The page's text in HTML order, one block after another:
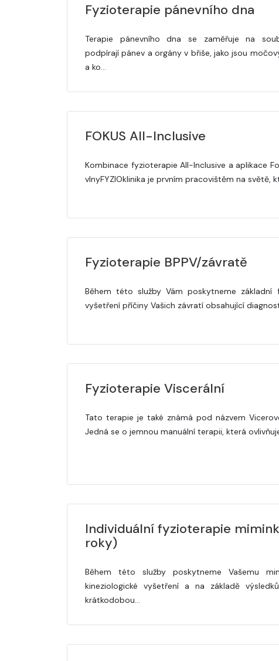
Fyzioterapie pánevního dna
Terapie pánevního dna se zaměřuje na
podpírají pánev a orgány v břiše, jako jsou
a ko…
FOKUS All-Inclusive
Kombinace fyzioterapie All-Inclusive a aplikace
vlnyFYZIOklinika je prvním pracovištěm na světě,
Fyzioterapie BPPV/závratě
Během této služby Vám poskytneme základní
vyšetření příčiny Vašich závratí obsahující
Fyzioterapie Viscerální
Tato terapie je také známá pod názvem
Jedná se o jemnou manuální terapii, která
Individuální fyzioterapie
roky)
Během této služby poskytneme Vašemu
kineziologické vyšetření a na základě
krátkodobou…